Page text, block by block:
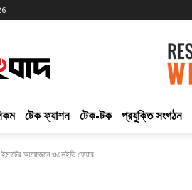
টেক ফ্যাশন টেক-টক প্রযুক্তি সংগঠন
ইমার্টের আয়োজনে ওএলইডি ফেয়ার